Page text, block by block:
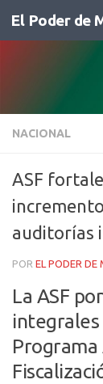
Saltar al
El Poder de
NACIONAL
ASF
auditorías
POR EL PODER DE
La ASF
integrales